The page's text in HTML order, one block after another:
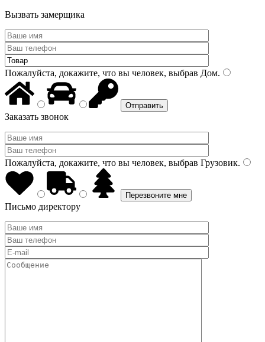
Вызвать замерщика
Пожалуйста, докажите, что вы человек, выбрав Дом.
Заказать звонок
Пожалуйста, докажите, что вы человек, выбрав Грузовик.
Письмо директору